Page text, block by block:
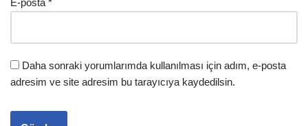
Daha sonraki yorumlarımda kullanılması için adım, e-posta
adresim ve site adresim bu tarayıcıya kaydedilsin.